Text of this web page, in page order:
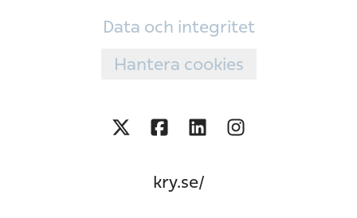
Data och integritet
Hantera cookies
kry.se/